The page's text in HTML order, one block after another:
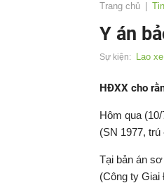
Trang chủ
Y án
Sự kiện: Lao
HĐXX cho
Hôm qua
(SN 1977,
Tại bản án
(Công ty